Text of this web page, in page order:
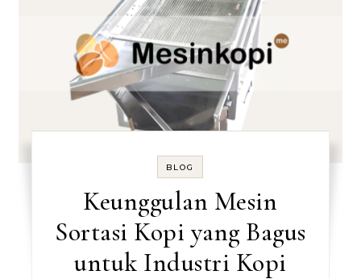
BLOG
Keunggulan Mesin
Sortasi Kopi yang Bagus
untuk Industri Kopi